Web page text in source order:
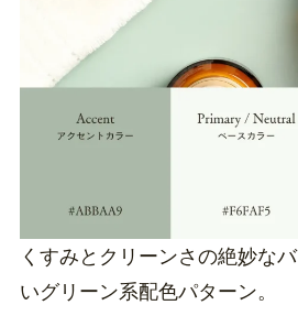
くすみとクリーンさの絶妙な
いグリーン系配色パターン。